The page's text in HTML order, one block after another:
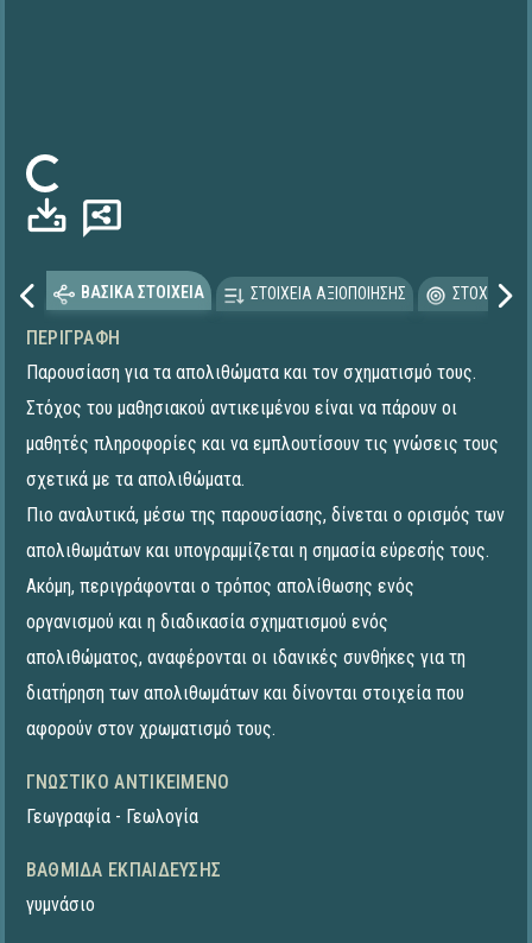
Φόρτωση...
ΒΑΣΙΚΑ ΣΤΟΙΧΕΙΑ ΣΤΟΙΧΕΙΑ ΑΞΙΟΠΟΙΗΣΗΣ
ΠΕΡΙΓΡΑΦΉ
Παρουσίαση για τα απολιθώματα και τον σχηματισμό τους.
Στόχος του μαθησιακού αντικειμένου είναι να πάρουν οι
μαθητές πληροφορίες και να εμπλουτίσουν τις γνώσεις τους
σχετικά με τα απολιθώματα.
Πιο αναλυτικά, μέσω της παρουσίασης, δίνεται ο ορισμός των
απολιθωμάτων και υπογραμμίζεται η σημασία εύρεσής τους.
Ακόμη, περιγράφονται ο τρόπος απολίθωσης ενός
οργανισμού και η διαδικασία σχηματισμού ενός
απολιθώματος, αναφέρονται οι ιδανικές συνθήκες για τη
διατήρηση των απολιθωμάτων και δίνονται στοιχεία που
αφορούν στον χρωματισμό τους.
ΓΝΩΣΤΙΚΌ ΑΝΤΙΚΕΊΜΕΝΟ
Γεωγραφία - Γεωλογία
ΒΑΘΜΊΔΑ ΕΚΠΑΊΔΕΥΣΗΣ
γυμνάσιο